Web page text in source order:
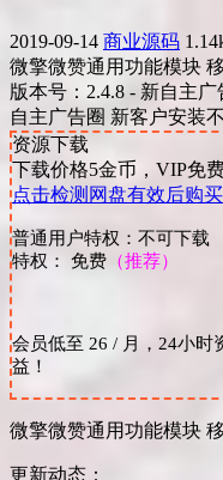
2019-09-14 商业源码
微擎微赞通用功能模块
版本号：2.4.8 - 新自主
自主广告圈 新客户安装
资源下载
下载价格5金币，VIP免
点击检测网盘有效后购买
普通用户特权：不可下
特权： 免费 （推荐）
会员低至 26 / 月，24小时
益！
微擎微赞通用功能模块
更新动态：